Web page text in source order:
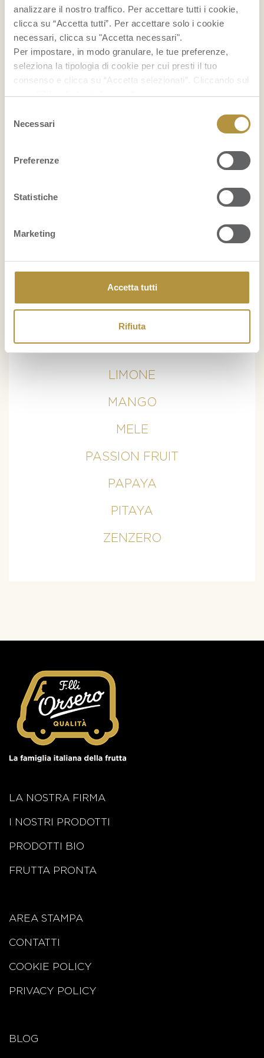
analizzare il nostro traffico. Per accettare tutti i cookie,
clicca su “Accetta tutti”. Per accettare solo i cookie
necessari, clicca su "Accetta necessari".
Per impostare, in modo granulare, le tue preferenze,
seleziona la tipologia di cookie per cui presti il tuo
consenso e clicca su “Accetta selezionati”. Cliccando sul
tasto “Rifiuta” chiudi il pannello per continuare senza
Se vuoi saperne di più clicca
per accedere alla
delNecessari
Preferenze
Statistiche
Marketing
Accetta tutti
Rifiuta
FRUITPEDIA
Grattachecca: cos’è e come si prepara
Bruschette estive: 12 idee con la frutta
Come conservare i mirtilli
VISUALIZZA PER PRODOTTO
CURCUMA
KIWI
LIMONE
MANGO
MELE
PASSION FRUIT
PAPAYA
PITAYA
ZENZERO
LA NOSTRA FIRMA
I NOSTRI PRODOTTI
PRODOTTI BIO
FRUTTA PRONTA
AREA STAMPA
CONTATTI
COOKIE POLICY
PRIVACY POLICY
BLOG